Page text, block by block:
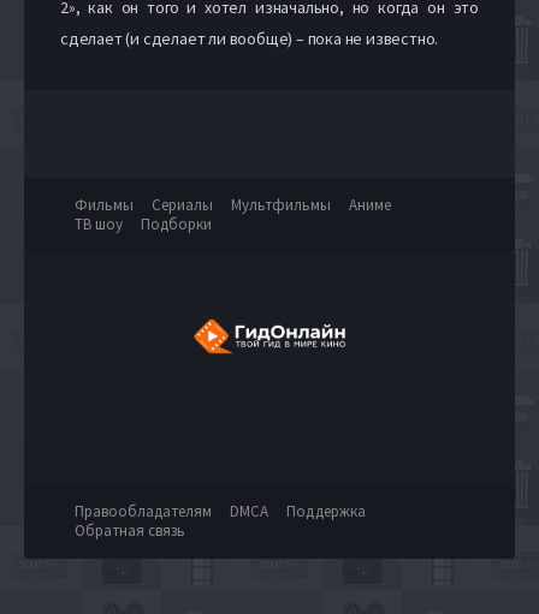
2», как он того и хотел изначально, но когда он это
сделает (и сделает ли вообще) – пока не известно.
Фильмы Сериалы Мультфильмы
Аниме
ТВ шоу
Подборки
Правообладателям DMCA
Поддержка
Обратная связь